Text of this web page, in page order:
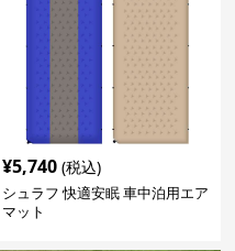
¥5,740 (税込)
シュラフ 快適安眠 車中泊用エア
マット